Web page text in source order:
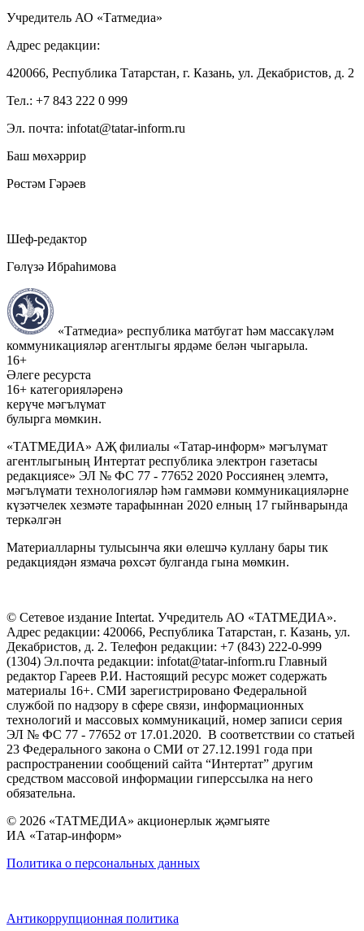
Учредитель АО «Татмедиа»
Адрес редакции:
420066, Республика Татарстан, г. Казань, ул. Декабристов, д. 2
Тел.: +7 843 222 0 999
Эл. почта: infotat@tatar-inform.ru
Баш мөхәррир
Рөстәм Гәрәев
Шеф-редактор
Гөлүзә Ибраһимова
«Татмедиа» республика матбугат һәм массакүләм
коммуникацияләр агентлыгы ярдәме белән чыгарыла.
16+
Әлеге ресурста
16+ категорияләренә
керүче мәгълүмат
булырга мөмкин.
«ТАТМЕДИА» АҖ филиалы «Татар-информ» мәгълүмат
агентлыгының Интертат республика электрон газетасы
редакциясе» ЭЛ № ФС 77 - 77652 2020 Россиянең элемтә,
мәгълүмати технологияләр һәм гаммәви коммуникацияләрне
күзәтчелек хезмәте тарафыннан 2020 елның 17 гыйнварында
теркәлгән
Материалларны тулысынча яки өлешчә куллану бары тик
редакциядән язмача рөхсәт булганда гына мөмкин.
© Сетевое издание Intertat. Учредитель АО «ТАТМЕДИА».
Адрес редакции: 420066, Республика Татарстан, г. Казань, ул.
Декабристов, д. 2. Телефон редакции: +7 (843) 222-0-999
(1304) Эл.почта редакции: infotat@tatar-inform.ru Главный
редактор Гареев Р.И. Настоящий ресурс может содержать
материалы 16+. СМИ зарегистрировано Федеральной
службой по надзору в сфере связи, информационных
технологий и массовых коммуникаций, номер записи серия
ЭЛ № ФС 77 - 77652 от 17.01.2020. В соответствии со статьей
23 Федерального закона о СМИ от 27.12.1991 года при
распространении сообщений сайта “Интертат” другим
средством массовой информации гиперссылка на него
обязательна.
© 2026 «ТАТМЕДИА» акционерлык җәмгыяте
ИА «Татар-информ»
Политика о персональных данных
Антикоррупционная политика